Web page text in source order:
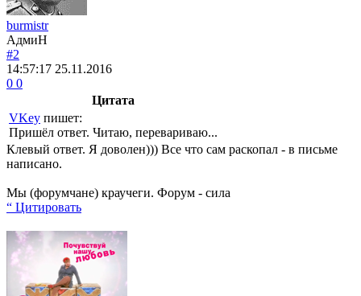
burmistr
АдмиН
#2
14:57:17 25.11.2016
0 0
Цитата
VKey пишет:
Пришёл ответ. Читаю, перевариваю...
Клевый ответ. Я доволен))) Все что сам раскопал - в письме
написано.
Мы (форумчане) краучеги. Форум - сила
“ Цитировать